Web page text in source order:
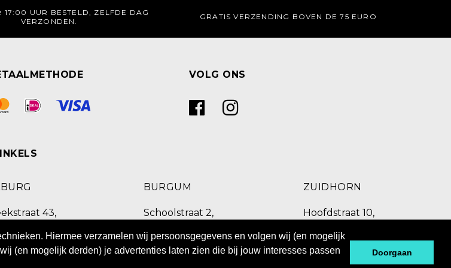
Hiermee verzamelen wij persoonsgegevens en volgen wij (en mogelijk
(en mogelijk derden) je advertenties laten zien die bij jouw interesses passen
Doorgaan
17:00 UUR BESTELD, ZELFDE DAG
VERZONDEN.
GRATIS VERZENDING BOVEN DE 75 EURO
VOLG ONS
43,
EB Elburg
8770518
BURGUM
Schoolstraat 2,
9251 EC Burgum
0511 469 260
ZUIDHORN
Hoofdstraat 10,
9801 BX Zuidhorn
0594 769 010